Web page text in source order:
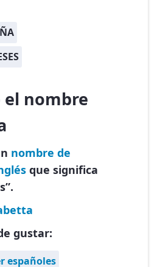
el nombre
nombre de
que significa
gustar:
españoles